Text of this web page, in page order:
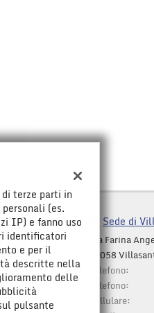
Sede di
Via Farina
20058
Telefono:
Telefono:
Cellulare:
terze parti in
(es.
IP) e fanno uso
identificatori
e per il
descritte nella
delle
pulsante